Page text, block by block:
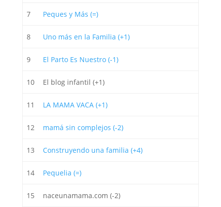
7 Peques y Más (=)
8 Uno más en la Familia (+1)
9 El Parto Es Nuestro (-1)
10 El blog infantil (+1)
11 LA MAMA VACA (+1)
12 mamá sin complejos (-2)
13 Construyendo una familia (+4)
14 Pequelia (=)
15 naceunamama.com (-2)